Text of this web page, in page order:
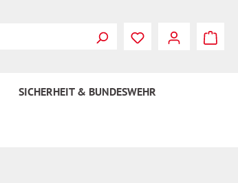
Du hast 0
SICHERHEIT & BUNDESWEHR